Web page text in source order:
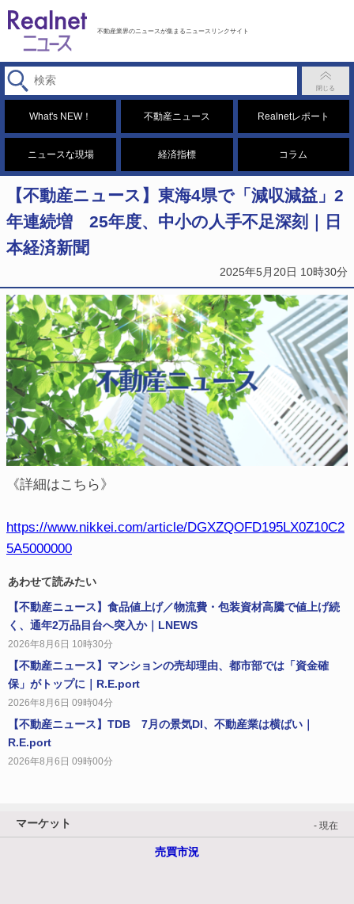
不動産業界のニュースが集まるニュースリンクサイト
What's NEW！ 不動産ニュース Realnetレポート
ニュースな現場 経済指標 コラム
【不動産ニュース】東海4県で「減収減益」2
年連続増 25年度、中小の人手不足深刻｜日
本経済新聞
2025年5月20日 10時30分
《詳細はこちら》
https://www.nikkei.com/article/DGXZQOFD195LX0Z10C2
5A5000000
あわせて読みたい
【不動産ニュース】食品値上げ／物流費・包装資材高騰で値上げ続
く、通年2万品目台へ突入か｜LNEWS
2026年8月6日 10時30分
【不動産ニュース】マンションの売却理由、都市部では「資金確
保」がトップに｜R.E.port
2026年8月6日 09時04分
【不動産ニュース】TDB 7月の景気DI、不動産業は横ばい｜
R.E.port
2026年8月6日 09時00分
マーケット - 現在
売買市況